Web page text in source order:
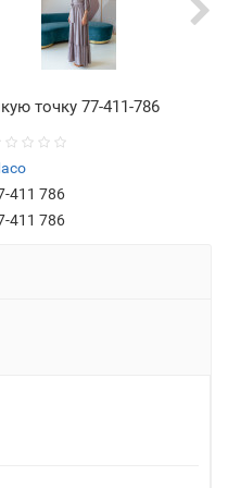
точку 77-411-786
411 786
411 786